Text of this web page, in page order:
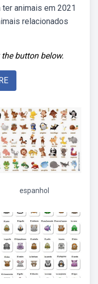
animais em 2021
relacionados
button below.
espanhol